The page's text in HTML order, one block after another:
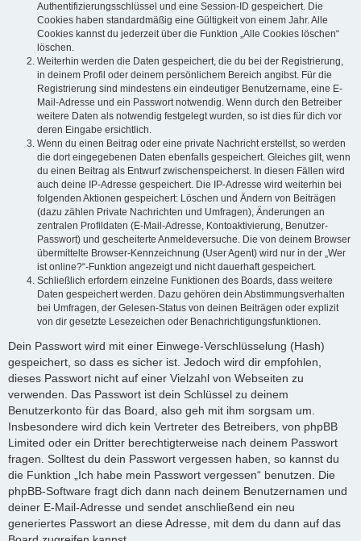
Authentifizierungsschlüssel und eine Session-ID gespeichert. Die
Cookies haben standardmäßig eine Gültigkeit von einem Jahr. Alle
Cookies kannst du jederzeit über die Funktion „Alle Cookies löschen“
löschen.
Weiterhin werden die Daten gespeichert, die du bei der Registrierung,
in deinem Profil oder deinem persönlichem Bereich angibst. Für die
Registrierung sind mindestens ein eindeutiger Benutzername, eine E-
Mail-Adresse und ein Passwort notwendig. Wenn durch den Betreiber
weitere Daten als notwendig festgelegt wurden, so ist dies für dich vor
deren Eingabe ersichtlich.
Wenn du einen Beitrag oder eine private Nachricht erstellst, so werden
die dort eingegebenen Daten ebenfalls gespeichert. Gleiches gilt, wenn
du einen Beitrag als Entwurf zwischenspeicherst. In diesen Fällen wird
auch deine IP-Adresse gespeichert. Die IP-Adresse wird weiterhin bei
folgenden Aktionen gespeichert: Löschen und Ändern von Beiträgen
(dazu zählen Private Nachrichten und Umfragen), Änderungen an
zentralen Profildaten (E-Mail-Adresse, Kontoaktivierung, Benutzer-
Passwort) und gescheiterte Anmeldeversuche. Die von deinem Browser
übermittelte Browser-Kennzeichnung (User Agent) wird nur in der „Wer
ist online?“-Funktion angezeigt und nicht dauerhaft gespeichert.
Schließlich erfordern einzelne Funktionen des Boards, dass weitere
Daten gespeichert werden. Dazu gehören dein Abstimmungsverhalten
bei Umfragen, der Gelesen-Status von deinen Beiträgen oder explizit
von dir gesetzte Lesezeichen oder Benachrichtigungsfunktionen.
Dein Passwort wird mit einer Einwege-Verschlüsselung (Hash)
gespeichert, so dass es sicher ist. Jedoch wird dir empfohlen,
dieses Passwort nicht auf einer Vielzahl von Webseiten zu
verwenden. Das Passwort ist dein Schlüssel zu deinem
Benutzerkonto für das Board, also geh mit ihm sorgsam um.
Insbesondere wird dich kein Vertreter des Betreibers, von phpBB
Limited oder ein Dritter berechtigterweise nach deinem Passwort
fragen. Solltest du dein Passwort vergessen haben, so kannst du
die Funktion „Ich habe mein Passwort vergessen“ benutzen. Die
phpBB-Software fragt dich dann nach deinem Benutzernamen und
deiner E-Mail-Adresse und sendet anschließend ein neu
generiertes Passwort an diese Adresse, mit dem du dann auf das